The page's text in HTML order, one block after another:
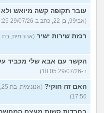
עובר תקופה קשה מיואש
(אבי99, בן 22, כתב ב-29/07/26 18:25)
רכזת שירות ישיר (אנונימית, בת 18, כתבה ב-29/07/26 18:16)
הקשר עם אבא שלי מכביד
ב-29/07/26 18:05)
האם זה חוקי?
17:56)